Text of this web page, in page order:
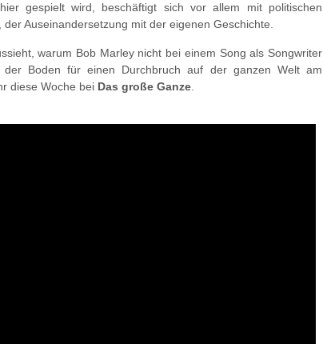
gespielt wird, beschäftigt sich vor allem mit politischen
Auseinandersetzung mit der eigenen Geschichte.
warum Bob Marley nicht bei einem Song als Songwriter
Boden für einen Durchbruch auf der ganzen Welt am
diese Woche bei Das große Ganze